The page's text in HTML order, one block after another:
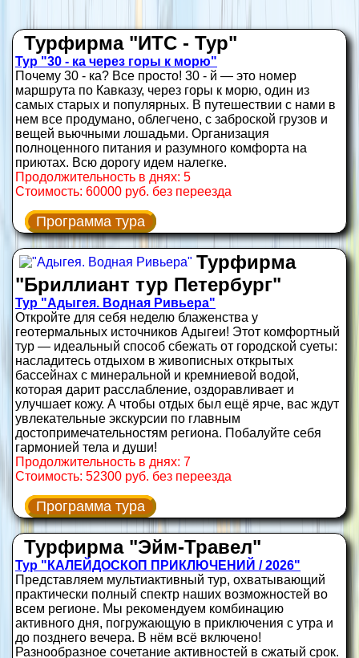
Турфирма "ИТС - Тур"
Тур "30 - ка через горы к морю"
Почему 30 - ка? Все просто! 30 - й — это номер
маршрута по Кавказу, через горы к морю, один из
самых старых и популярных. В путешествии с нами в
нем все продумано, облегчено, с заброской грузов и
вещей вьючными лошадьми. Организация
полноценного питания и разумного комфорта на
приютах. Всю дорогу идем налегке.
Продолжительность в днях: 5
Стоимость: 60000 руб. без переезда
Программа тура
Турфирма
"Бриллиант тур Петербург"
Тур "Адыгея. Водная Ривьера"
Откройте для себя неделю блаженства у
геотермальных источников Адыгеи! Этот комфортный
тур — идеальный способ сбежать от городской суеты:
насладитесь отдыхом в живописных открытых
бассейнах с минеральной и кремниевой водой,
которая дарит расслабление, оздоравливает и
улучшает кожу. А чтобы отдых был ещё ярче, вас ждут
увлекательные экскурсии по главным
достопримечательностям региона. Побалуйте себя
гармонией тела и души!
Продолжительность в днях: 7
Стоимость: 52300 руб. без переезда
Программа тура
Турфирма "Эйм-Травел"
Тур "КАЛЕЙДОСКОП ПРИКЛЮЧЕНИЙ / 2026"
Представляем мультиактивный тур, охватывающий
практически полный спектр наших возможностей во
всем регионе. Мы рекомендуем комбинацию
активного дня, погружающую в приключения с утра и
до позднего вечера. В нём всё включено!
Разнообразное сочетание активностей в сжатый срок.